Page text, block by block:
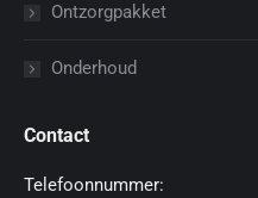
Ontzorgpakket
Onderhoud
Contact
Telefoonnummer: